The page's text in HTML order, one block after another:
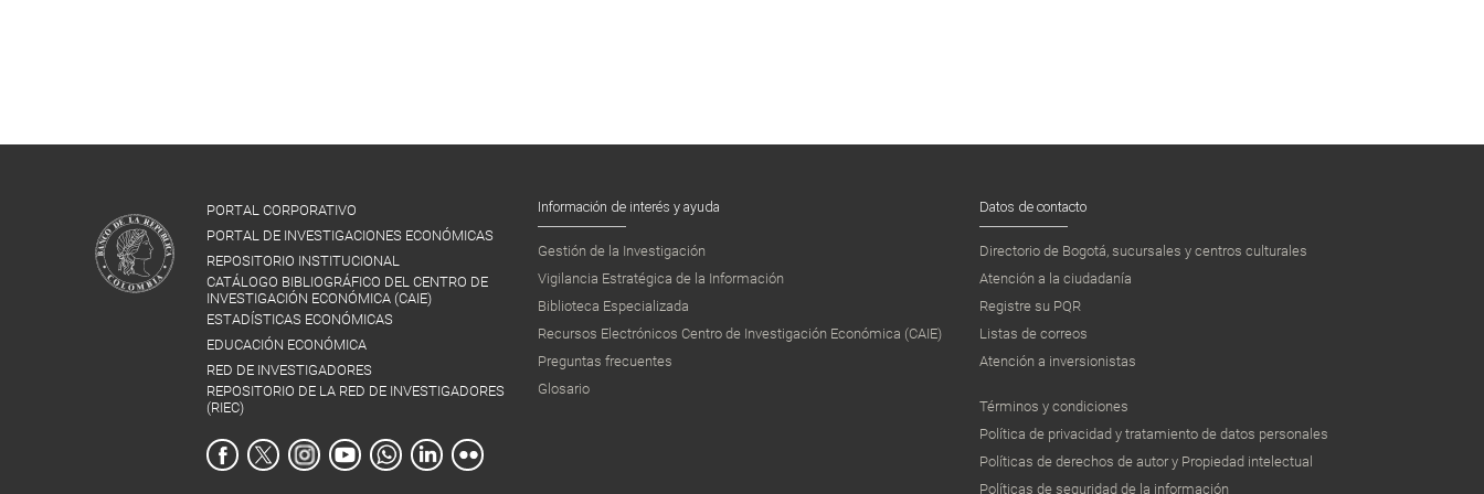
PORTAL CORPORATIVO
PORTAL DE INVESTIGACIONES ECONÓMICAS
REPOSITORIO INSTITUCIONAL
CATÁLOGO BIBLIOGRÁFICO DEL CENTRO DE
INVESTIGACIÓN ECONÓMICA (CAIE)
ESTADÍSTICAS ECONÓMICAS
EDUCACIÓN ECONÓMICA
RED DE INVESTIGADORES
REPOSITORIO DE LA RED DE INVESTIGADORES
(RIEC)
Información de interés y ayuda
Gestión de la Investigación
Vigilancia Estratégica de la Información
Biblioteca Especializada
Recursos Electrónicos Centro de Investigación Económica (CAIE)
Preguntas frecuentes
Glosario
Datos de contacto
Directorio de Bogotá, sucursales y centros culturales
Atención a la ciudadanía
Registre su PQR
Listas de correos
Atención a inversionistas
Términos y condiciones
Política de privacidad y tratamiento de datos personales
Políticas de derechos de autor y Propiedad intelectual
Políticas de seguridad de la información